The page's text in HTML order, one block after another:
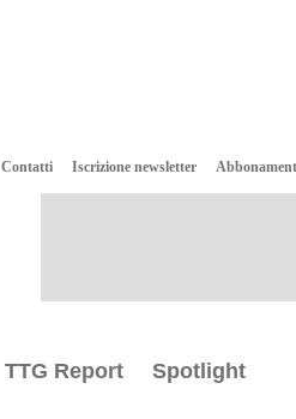
Contatti Iscrizione newsletter
TTG Report Spotlight